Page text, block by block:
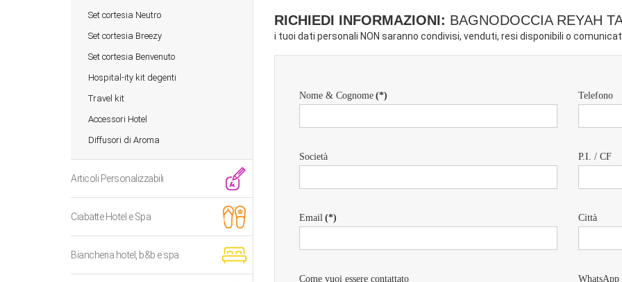
Set cortesia Neutro
Set cortesia Breezy
Set cortesia Benvenuto
Hospital-ity kit degenti
Travel kit
Accessori Hotel
Diffusori di Aroma
Articoli Personalizzabili
Ciabatte Hotel e Spa
Biancheria hotel, b&b e spa
RICHIEDI INFORMAZIONI: BAGNODOCCIA REYAH
i tuoi dati personali NON saranno condivisi, venduti, resi disponibili o
Nome & Cognome (*) Telefono
Società P.I. / CF
Email (*) Città
Come vuoi essere contattato WhatsApp